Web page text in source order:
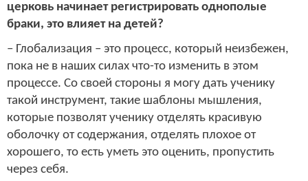
церковь начинает регистрировать однополые
браки, это влияет на детей?
– Глобализация – это процесс, который неизбежен,
пока не в наших силах что-то изменить в этом
процессе. Со своей стороны я могу дать ученику
такой инструмент, такие шаблоны мышления,
которые позволят ученику отделять красивую
оболочку от содержания, отделять плохое от
хорошего, то есть уметь это оценить, пропустить
через себя.